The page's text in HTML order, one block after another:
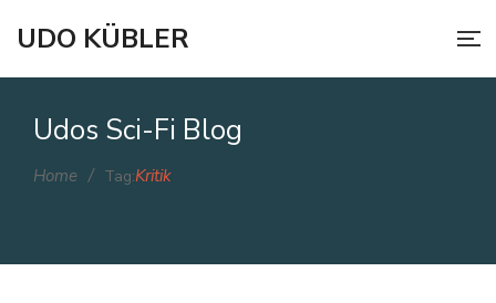
UDO KÜBLER
Udos Sci-Fi Blog
Home / Tag:Kritik